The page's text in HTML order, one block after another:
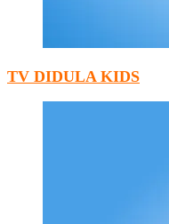
TV DIDULA KIDS